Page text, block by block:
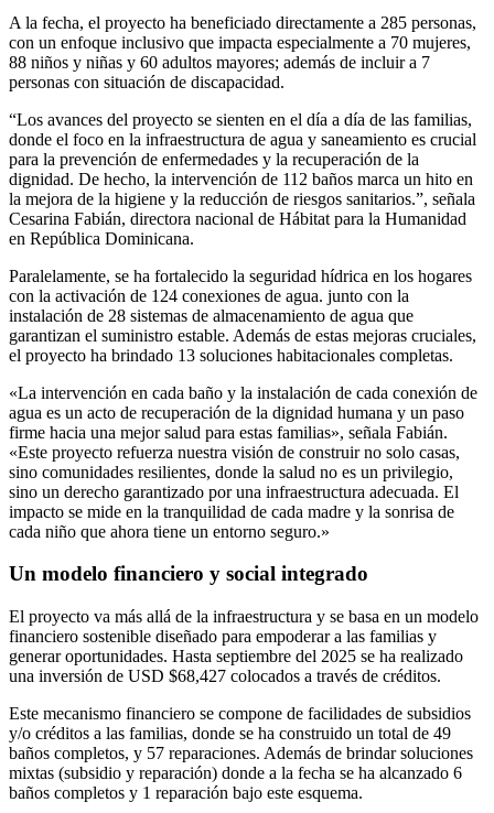
A la fecha, el proyecto ha beneficiado directamente a 285 personas,
con un enfoque inclusivo que impacta especialmente a 70 mujeres,
88 niños y niñas y 60 adultos mayores; además de incluir a 7
personas con situación de discapacidad.
“Los avances del proyecto se sienten en el día a día de las familias,
donde el foco en la infraestructura de agua y saneamiento es crucial
para la prevención de enfermedades y la recuperación de la
dignidad. De hecho, la intervención de 112 baños marca un hito en
la mejora de la higiene y la reducción de riesgos sanitarios.”, señala
Cesarina Fabián, directora nacional de Hábitat para la Humanidad
en República Dominicana.
Paralelamente, se ha fortalecido la seguridad hídrica en los hogares
con la activación de 124 conexiones de agua. junto con la
instalación de 28 sistemas de almacenamiento de agua que
garantizan el suministro estable. Además de estas mejoras cruciales,
el proyecto ha brindado 13 soluciones habitacionales completas.
«La intervención en cada baño y la instalación de cada conexión de
agua es un acto de recuperación de la dignidad humana y un paso
firme hacia una mejor salud para estas familias», señala Fabián.
«Este proyecto refuerza nuestra visión de construir no solo casas,
sino comunidades resilientes, donde la salud no es un privilegio,
sino un derecho garantizado por una infraestructura adecuada. El
impacto se mide en la tranquilidad de cada madre y la sonrisa de
cada niño que ahora tiene un entorno seguro.»
Un modelo financiero y social integrado
El proyecto va más allá de la infraestructura y se basa en un modelo
financiero sostenible diseñado para empoderar a las familias y
generar oportunidades. Hasta septiembre del 2025 se ha realizado
una inversión de USD $68,427 colocados a través de créditos.
Este mecanismo financiero se compone de facilidades de subsidios
y/o créditos a las familias, donde se ha construido un total de 49
baños completos, y 57 reparaciones. Además de brindar soluciones
mixtas (subsidio y reparación) donde a la fecha se ha alcanzado 6
baños completos y 1 reparación bajo este esquema.